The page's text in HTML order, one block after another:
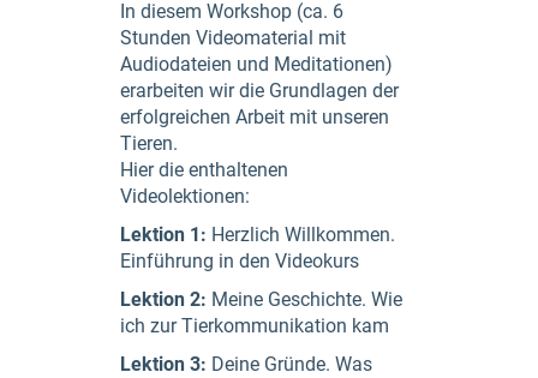
In diesem Workshop (ca. 6
Stunden Videomaterial mit
Audiodateien und Meditationen)
erarbeiten wir die Grundlagen der
erfolgreichen Arbeit mit unseren
Tieren.
Hier die enthaltenen
Videolektionen:
Lektion 1: Herzlich Willkommen.
Einführung in den Videokurs
Lektion 2: Meine Geschichte. Wie
ich zur Tierkommunikation kam
Lektion 3: Deine Gründe. Was